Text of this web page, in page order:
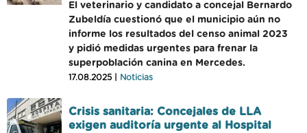
El veterinario y candidato a concejal Bernardo
Zubeldía cuestionó que el municipio aún no
informe los resultados del censo animal 2023
y pidió medidas urgentes para frenar la
superpoblación canina en Mercedes.
17.08.2025 | Noticias
Crisis sanitaria: Concejales de LLA
exigen auditoría urgente al Hospital